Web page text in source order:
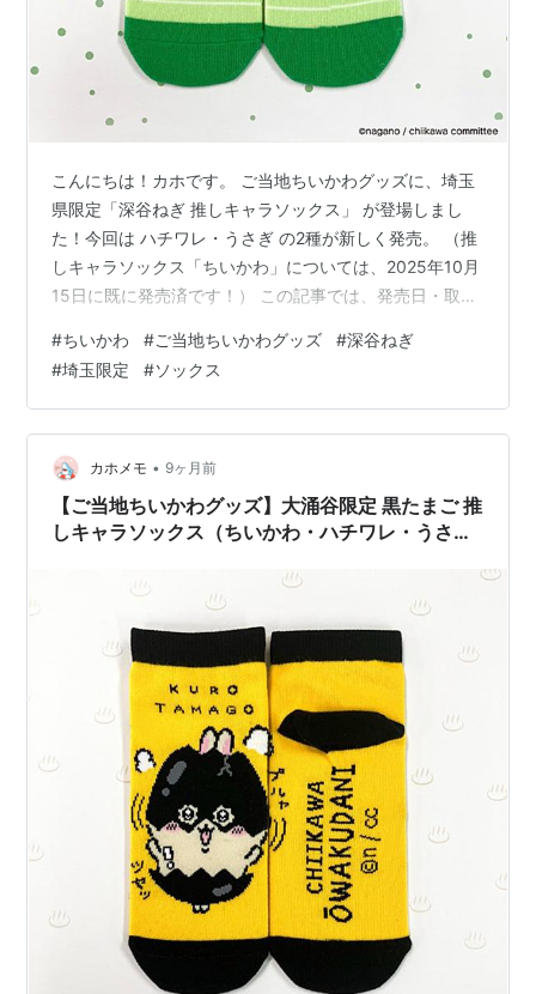
こんにちは！カホです。 ご当地ちいかわグッズに、埼玉
県限定「深谷ねぎ 推しキャラソックス」 が登場しまし
た！今回は ハチワレ・うさぎ の2種が新しく発売。 （推
しキャラソックス「ちいかわ」については、2025年10月
15日に既に発売済です！） この記事では、発売日・取扱
ャラソックスとは？ 深谷名物「深谷ねぎ」と、ハチワ
レ・うさぎがそれぞれデザインされたご当地アイテム。
深谷ねぎを抱えた姿がポイントで、お土産にも普段履き
にもぴったりです。 【ラインナップ】 ・ハチワレ ・う
さぎ ※ちいかわ（10月発売済）記事はこちら 発売日
2025年11月1…
#ちいかわ #ご当地ちいかわグッズ #深谷ねぎ
#埼玉限定 #ソックス
カホメモ • 9ヶ月前
【ご当地ちいかわグッズ】大涌谷限定 黒たまご 推
しキャラソックス（ちいかわ・ハチワレ・うさ